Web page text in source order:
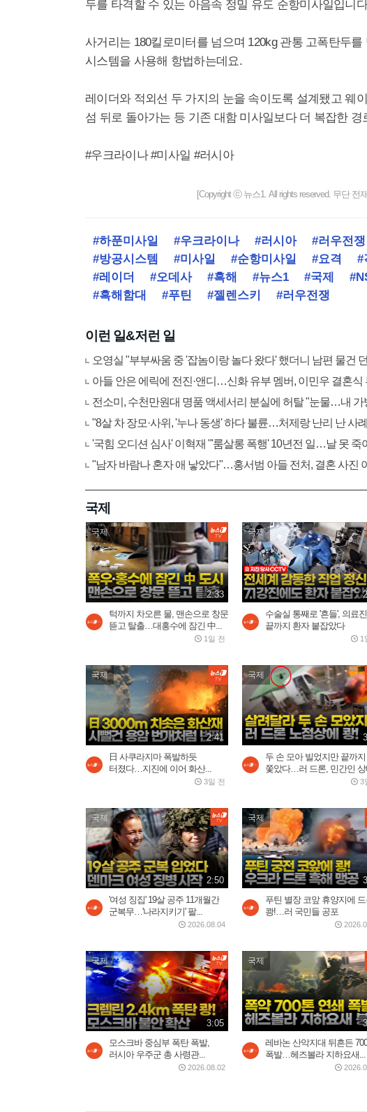
두를 타격할 수 있는 아음속 정밀 유도 순항미사일입니
사거리는 180킬로미터를 넘으며 120kg 관통 고폭탄두
시스템을 사용해 항법하는데요.
레이더와 적외선 두 가지의 눈을 속이도록 설계됐고 웨
섬 뒤로 돌아가는 등 기존 대함 미사일보다 더 복잡한
#우크라이나 #미사일 #러시아
[Copyright ⓒ 뉴스1. All rights reserved. 무단 전
#하푼미사일 #우크라이나 #러시아 #러우전쟁
#방공시스템
#미사일 #순항미사일 #요격 #
#레이더
#오데사 #흑해 #뉴스1 #국제
#흑해함대
#푸틴 #젤렌스키 #러우전쟁
이런 일&저런 일
오영실 "부부싸움 중 '잡놈이랑 놀다 왔다' 했더니 남편 물건
아들 안은 에릭에 전진·앤디…신화 유부 멤버, 이민우 결혼식
전소미, 수천만원대 명품 액세서리 분실에 허탈 "눈물…내 가
"8살 차 장모·사위, '누나 동생' 하다 불륜…처제랑 난리 난 사
'국힘 오디션 심사' 이혁재 "'룸살롱 폭행' 10년전 일…날 못 죽
"남자 바람나 혼자 애 낳았다"…홍서범 아들 전처, 결혼 사진
국제
국제
2:33
턱까지 차오른 물, 맨손으로 창문
뜯고 탈출…대홍수에 잠긴 中...
1일 전
국제
수술실 통째로 '흔들', 의료
끝까지 환자 붙잡았다
1
국제
2:41
日 사쿠라지마 폭발하듯
터졌다…지진에 이어 화산...
3일 전
국제
두 손 모아 빌었지만 끝까지
쫓았다…러 드론, 민간인 상
3
국제
2:50
'여성 징집' 19살 공주 11개월간
군복무…'나라지키기' 팔...
2026.08.04
국제
푸틴 별장 코앞 휴양지에
쾅!…러 국민들 공포
국제
3:05
모스크바 중심부 폭탄 폭발,
러시아 우주군 총 사령관...
2026.08.02
국제
레바논 산악지대 뒤흔든
폭발…헤즈볼라 지하요새...